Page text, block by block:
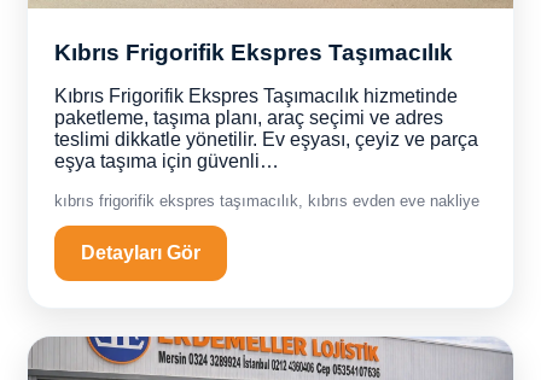
Kıbrıs Frigorifik Ekspres Taşımacılık
Kıbrıs Frigorifik Ekspres Taşımacılık hizmetinde
paketleme, taşıma planı, araç seçimi ve adres
teslimi dikkatle yönetilir. Ev eşyası, çeyiz ve parça
eşya taşıma için güvenli…
kıbrıs frigorifik ekspres taşımacılık, kıbrıs evden eve nakliye
Detayları Gör